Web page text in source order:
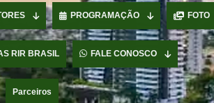
PROGRAMAÇÃO FOTO
RIR BRASIL FALE CONOSCO
Parceiros